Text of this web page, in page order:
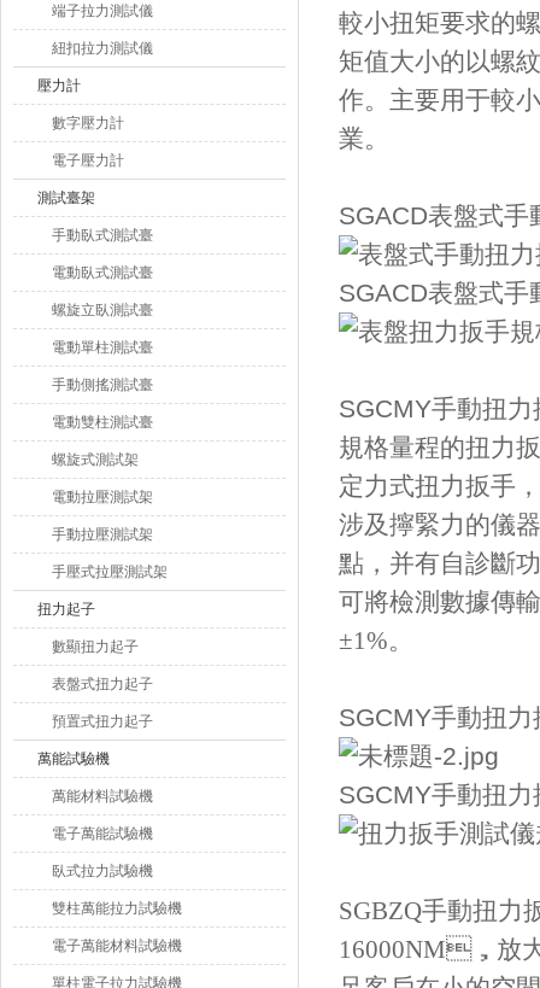
端子拉力測試儀
紐扣拉力測試儀
壓力計
數字壓力計
電子壓力計
測試臺架
手動臥式測試臺
電動臥式測試臺
螺旋立臥測試臺
電動單柱測試臺
手動側搖測試臺
電動雙柱測試臺
螺旋式測試架
電動拉壓測試架
手動拉壓測試架
手壓式拉壓測試架
扭力起子
數顯扭力起子
表盤式扭力起子
預置式扭力起子
萬能試驗機
萬能材料試驗機
電子萬能試驗機
臥式拉力試驗機
雙柱萬能拉力試驗機
電子萬能材料試驗機
單柱電子拉力試驗機
較小扭矩要求的螺
矩值大小的以螺
作。 主要用于較小
業。
SGACD表盤式手
SGACD表盤式手
SGCMY手動扭
規格量程的扭力扳手
定力式扭力扳手，
涉及擰緊力的儀
點，并有自診斷功
可將檢測數據傳
±1%。
SGCMY手動扭
SGCMY手動扭
SGBZQ手動扭力
16000NM，放大